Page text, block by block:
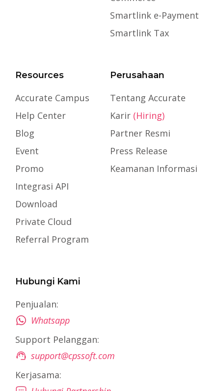
Smartlink e-Payment
Smartlink Tax
Resources
Accurate Campus
Help Center
Blog
Event
Promo
Integrasi API
Download
Private Cloud
Referral Program
Perusahaan
Tentang Accurate
Karir (Hiring)
Partner Resmi
Press Release
Keamanan Informasi
Hubungi Kami
Penjualan:
Whatsapp
Support Pelanggan:
support@cpssoft.com
Kerjasama: